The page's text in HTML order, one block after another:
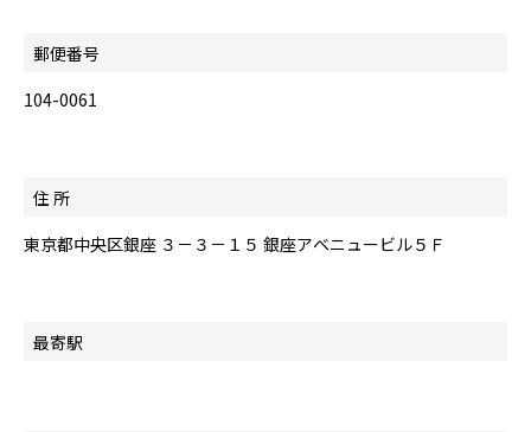
郵便番号
104-0061
住 所
東京都中央区銀座 ３－３－１５ 銀座アベニュービル５Ｆ
最寄駅